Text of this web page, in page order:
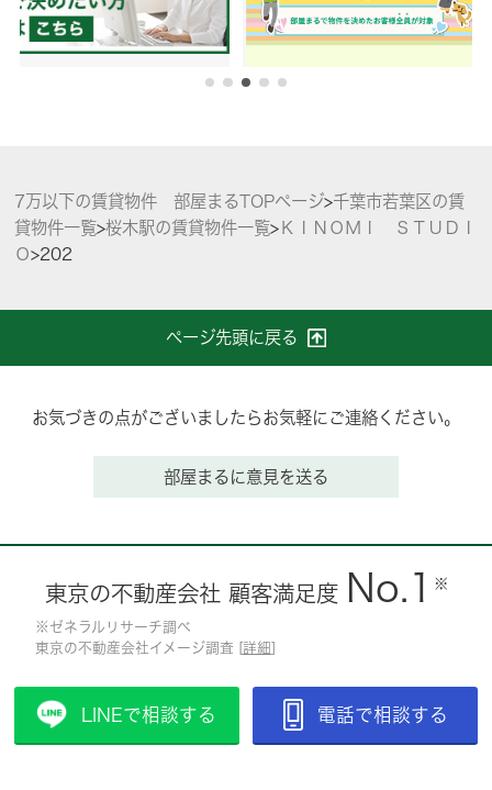
7万以下の賃貸物件 部屋まるTOPページ>千葉市若葉区の賃
貸物件一覧>桜木駅の賃貸物件一覧>ＫＩＮＯＭＩ ＳＴＵＤＩ
Ｏ>202
ページ先頭に戻る
お気づきの点がございましたらお気軽にご連絡ください。
部屋まるに意見を送る
東京の不動産会社 顧客満足度 No.1 ※
※ゼネラルリサーチ調べ
東京の不動産会社イメージ調査 [詳細]
LINEで相談する 電話で相談する